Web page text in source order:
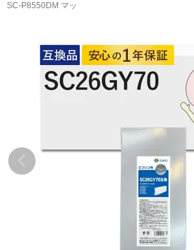
初心者用セット
キャノンインク
エプソンインク
互換インクボトル
互換インクカートリッジ
SC-P8550DM マッ